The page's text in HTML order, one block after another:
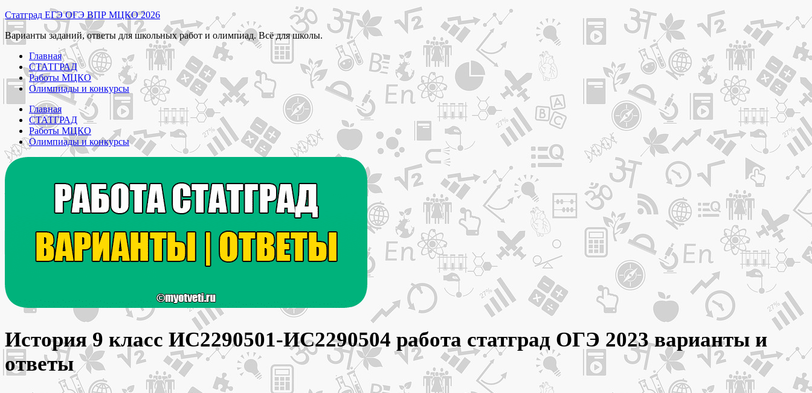
Перейти
к
содержимому
Статград ЕГЭ ОГЭ ВПР МЦКО 2026
Варианты заданий, ответы для школьных работ и олимпиад. Всё для школы.
Главная
СТАТГРАД
Работы МЦКО
Олимпиады и конкурсы
Главная
СТАТГРАД
Работы МЦКО
Олимпиады и конкурсы
История 9 класс ИС2290501-ИС2290504 работа статград ОГЭ 2023 варианты и
ответы